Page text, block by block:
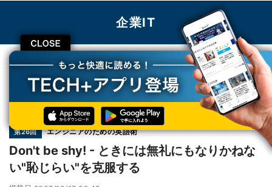
CLOSE
企業IT
TECH+
企業IT
Don't be shy! - ときには無礼にもなりかねない"恥じらい"を克服する
第26回 エンジニアのための英語術
Don't be shy! - ときには無礼にもなりかねな
い"恥じらい"を克服する